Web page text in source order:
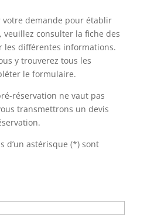
votre demande pour établir
consulter la fiche des
les différentes informations.
y trouverez tous les
le formulaire.
réservation ne vaut pas
transmettrons un devis
d’un astérisque (*) sont